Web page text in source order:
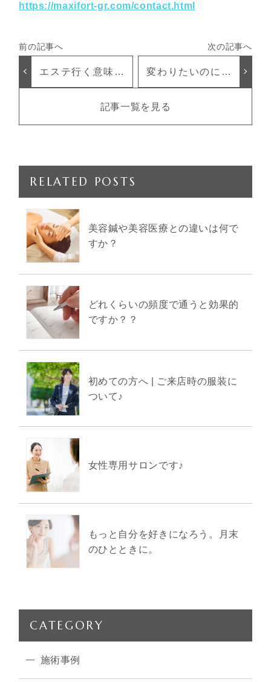
https://maxifort-gr.com/contact.html
エステ行く意味あ
る？知らないとま
ずい【行かない理
由】
変わりたいのに変
われない【大顔習
慣】
記事一覧を見る
RELATED POSTS
美容鍼や美容医療との違いは何で
すか？
どれくらいの頻度で通うと効果的
ですか？？
初めての方へ | ご来店時の服装に
ついて♪
女性専用サロンです♪
もっと自分を好きになろう。月末
のひとときに。
CATEGORY
施術事例